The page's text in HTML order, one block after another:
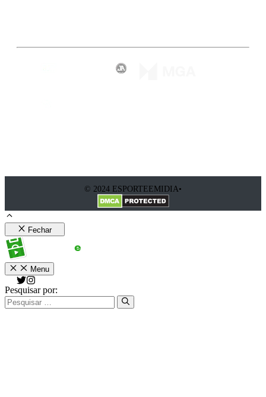
© 2024 ESPORTEEMIDIA•
Fechar
Menu
Pesquisar por: